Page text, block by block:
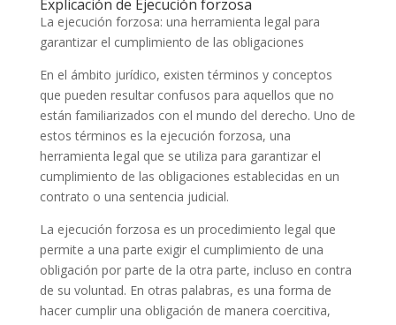
Explicación de Ejecución forzosa
La ejecución forzosa: una herramienta legal para
garantizar el cumplimiento de las obligaciones
En el ámbito jurídico, existen términos y conceptos
que pueden resultar confusos para aquellos que no
están familiarizados con el mundo del derecho. Uno de
estos términos es la ejecución forzosa, una
herramienta legal que se utiliza para garantizar el
cumplimiento de las obligaciones establecidas en un
contrato o una sentencia judicial.
La ejecución forzosa es un procedimiento legal que
permite a una parte exigir el cumplimiento de una
obligación por parte de la otra parte, incluso en contra
de su voluntad. En otras palabras, es una forma de
hacer cumplir una obligación de manera coercitiva,